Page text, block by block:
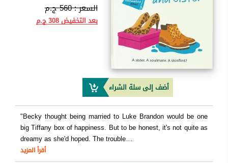
السعر :560 ج.م
بعد التخفيض308 ج.م
أضف إلى سلة الشراء
"Becky thought being married to Luke Brandon would be one
big Tiffany box of happiness. But to be honest, it's not quite as
dreamy as she'd hoped. The trouble…
أقرأ المزيد